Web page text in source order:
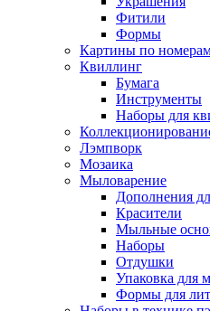
Фитили
Формы
Картины по
Квиллинг
Бумага
Инструменты
Наборы для
Лэмпворк
Мозаика
Мыловарение
Дополнения
Красители
Мыльные
Наборы
Отдушки
Упаковка для
Формы для